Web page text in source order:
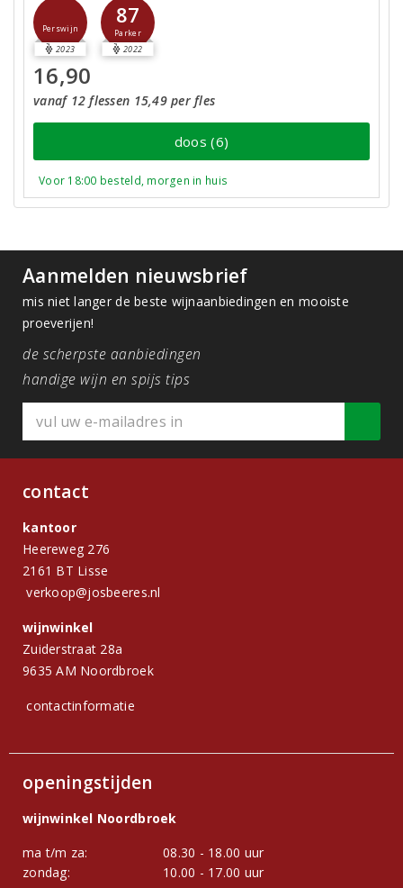
Perswijn
2023
87
Parker
2022
16,90
vanaf 12 flessen 15,49 per fles
doos (6)
Voor 18:00 besteld, morgen in huis
Aanmelden nieuwsbrief
mis niet langer de beste wijnaanbiedingen en mooiste
proeverijen!
de scherpste aanbiedingen
handige wijn en spijs tips
contact
kantoor
Heereweg 276
2161 BT Lisse
verkoop@josbeeres.nl
wijnwinkel
Zuiderstraat 28a
9635 AM Noordbroek
contactinformatie
openingstijden
wijnwinkel Noordbroek
ma t/m za:
08.30 - 18.00 uur
zondag:
10.00 - 17.00 uur